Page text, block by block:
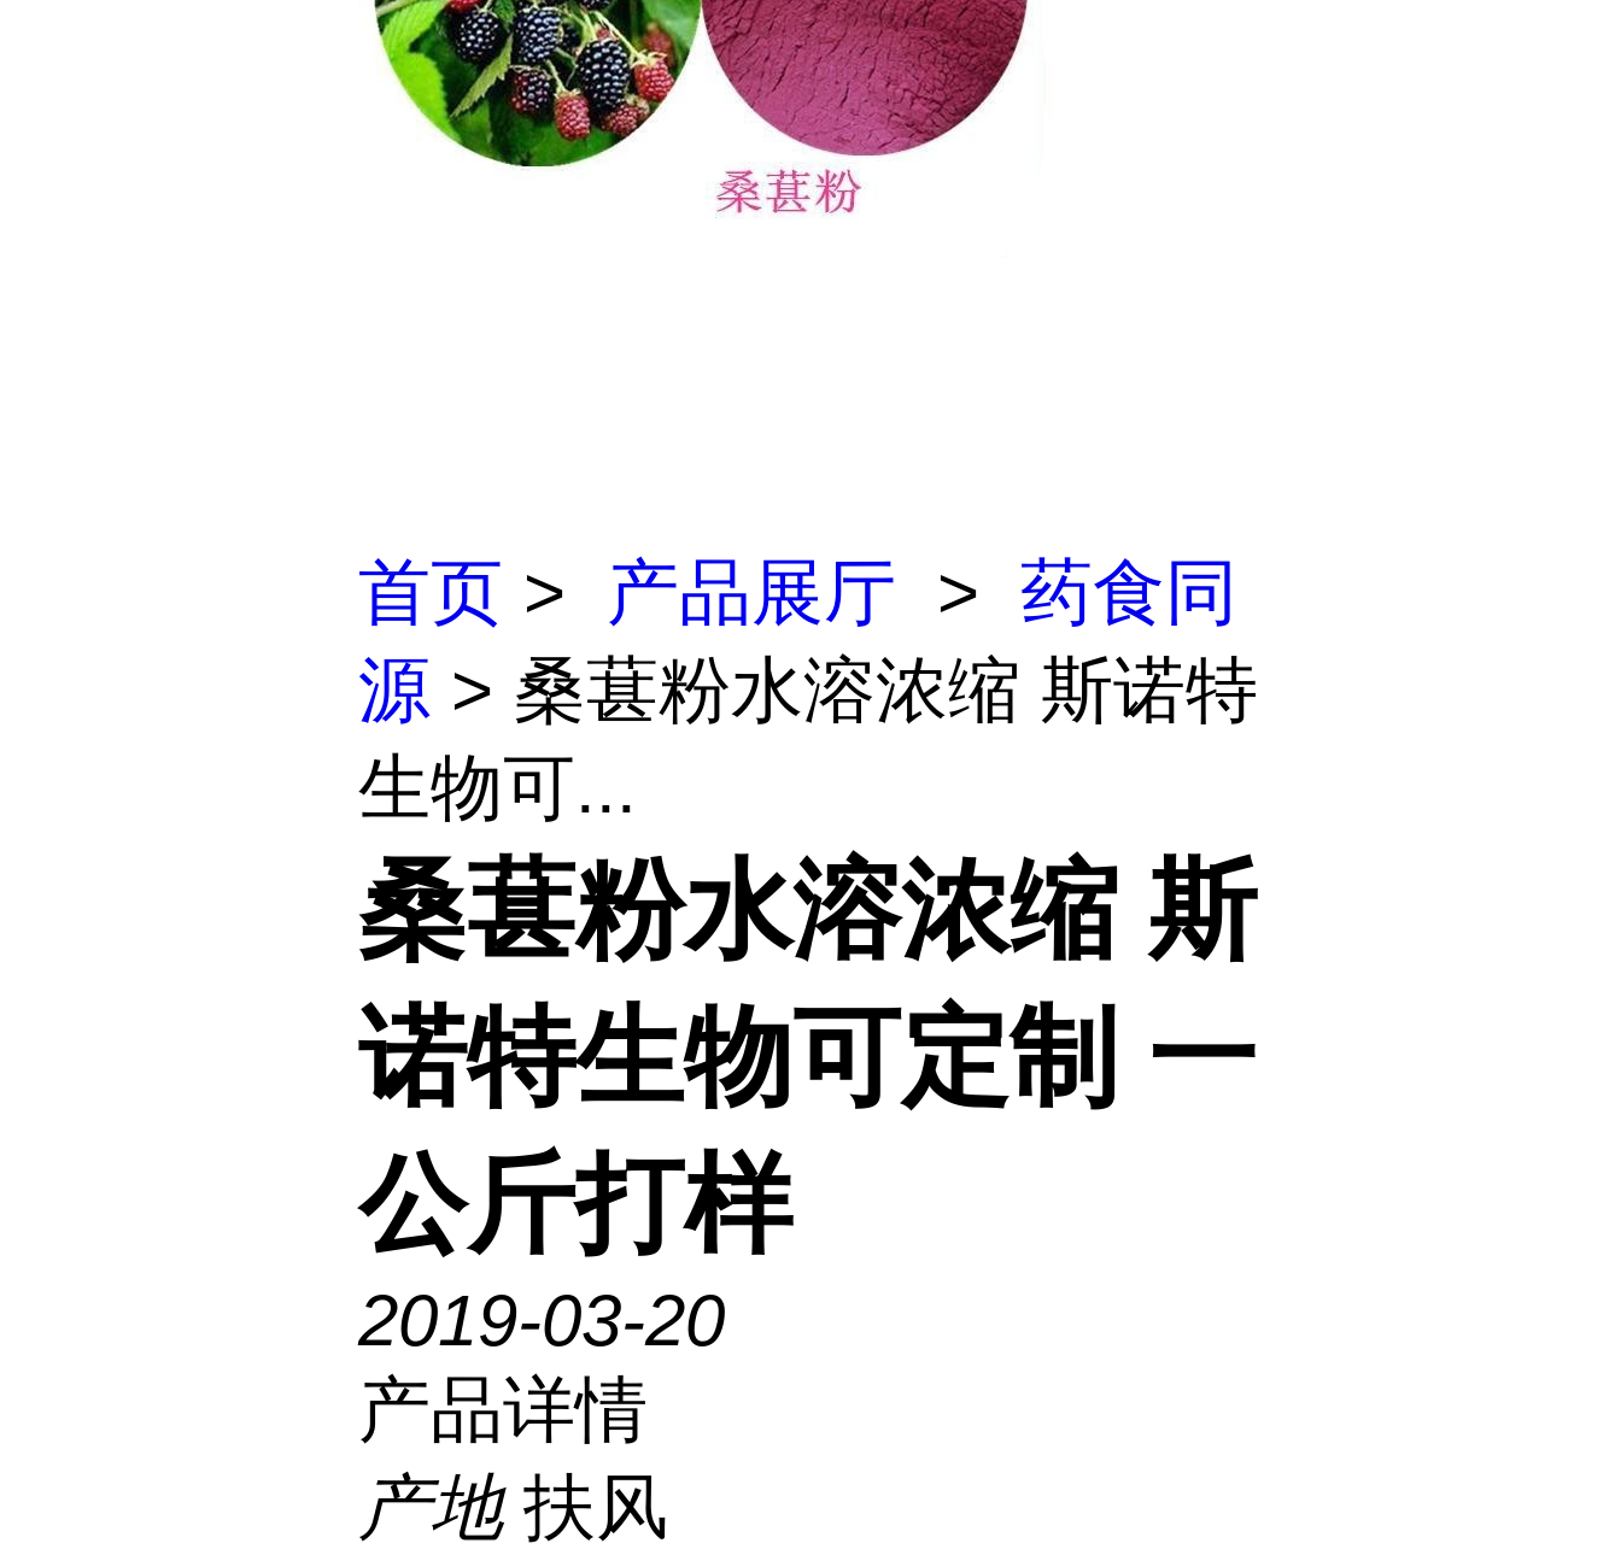
首页 > 产品展厅 > 药食同
源 > 桑葚粉水溶浓缩 斯诺特
生物可...
桑葚粉水溶浓缩 斯
诺特生物可定制 一
公斤打样
2019-03-20
产品详情
产地 扶风